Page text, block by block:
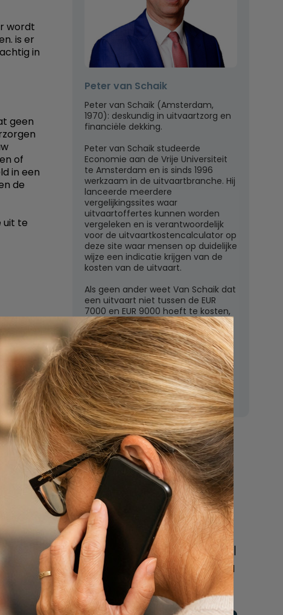
wordt
is er
in
geen
of
in een
de
uit te
Peter van Schaik
Peter van Schaik (Amsterdam,
1970): deskundig in uitvaartzorg en
financiële dekking.
Peter van Schaik studeerde
Economie aan de Vrije Universiteit
te Amsterdam en is sinds 1996
werkzaam in de uitvaartbranche. Hij
lanceerde meerdere
vergelijkingssites waar
uitvaartoffertes kunnen worden
vergeleken en is verantwoordelijk
voor de uitvaartkostencalculator op
deze site waar mensen op duidelijke
wijze een indicatie krijgen van de
kosten van de uitvaart.
Als geen ander weet Van Schaik dat
een uitvaart niet tussen de EUR
7000 en EUR 9000 hoeft te kosten,
zoals de grote uitvaartverzekeraars
vaak beweren. In deze rubriek
beantwoordt Van Schaik vragen
over uitvaartkosten en financiele
dekking.
Nu
een uitvaart
regelen
Beschrijf uw wensen
online of bel ons geheel
vrijblijvend voor hulp na
een overlijden.